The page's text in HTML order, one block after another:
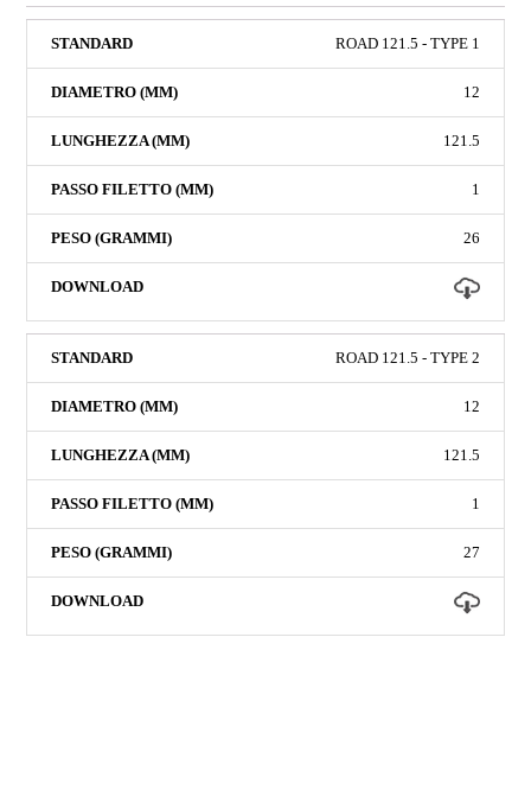
ROAD 121.5 - TYPE 1
12
121.5
1
26
ROAD 121.5 - TYPE 2
12
121.5
1
27